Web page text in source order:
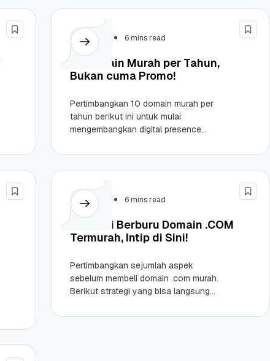
Domain 6 mins read
10 Domain Murah per Tahun,
Bukan cuma Promo!
Pertimbangkan 10 domain murah per
tahun berikut ini untuk mulai
mengembangkan digital presence
domain-domain tersebut! Highlights
Pahami pentingnya transparansi
Domain 6 mins read
Strategi Berburu Domain .COM
Termurah, Intip di Sini!
Pertimbangkan sejumlah aspek
sebelum membeli domain .com murah.
Berikut strategi yang bisa langsung
.com tetap menjadi pilihan utama (The